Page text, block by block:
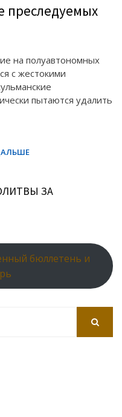
преследуемых
на полуавтономных
с жестокими
пытаются удалить
ЗА
бюллетень и